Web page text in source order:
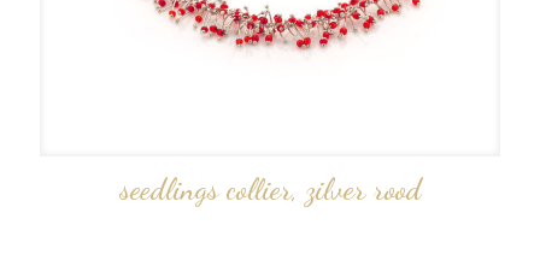
seedlings collier, zilver rood